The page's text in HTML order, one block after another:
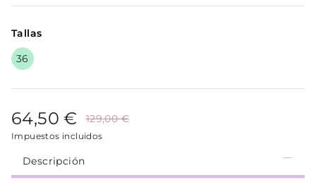
Tallas
36
64,50 € 129,00 €
Impuestos incluidos
Descripción